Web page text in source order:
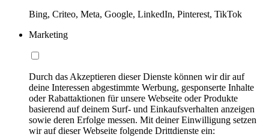
Bing, Criteo, Meta, Google, LinkedIn, Pinterest, TikTok
Marketing
Durch das Akzeptieren dieser Dienste können wir dir auf
deine Interessen abgestimmte Werbung, gesponserte Inhalte
oder Rabattaktionen für unsere Webseite oder Produkte
basierend auf deinem Surf- und Einkaufsverhalten anzeigen
sowie deren Erfolge messen. Mit deiner Einwilligung setzen
wir auf dieser Webseite folgende Drittdienste ein: